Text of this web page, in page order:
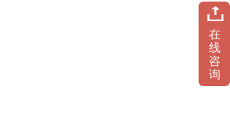
在
线
咨
询